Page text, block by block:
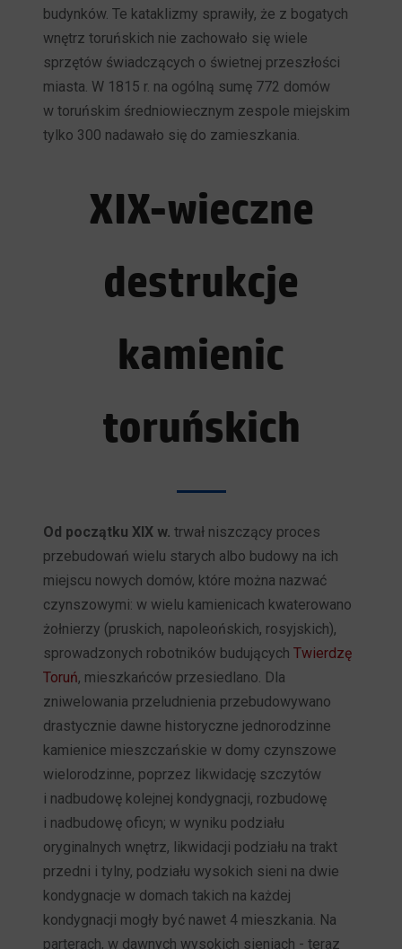
budynków. Te kataklizmy sprawiły, że z bogatych
wnętrz toruńskich nie zachowało się wiele
sprzętów świadczących o świetnej przeszłości
miasta. W 1815 r. na ogólną sumę 772 domów
w toruńskim średniowiecznym zespole miejskim
tylko 300 nadawało się do zamieszkania.
XIX-wieczne
destrukcje
kamienic
toruńskich
Od początku XIX w. trwał niszczący proces
przebudowań wielu starych albo budowy na ich
miejscu nowych domów, które można nazwać
czynszowymi: w wielu kamienicach kwaterowano
żołnierzy (pruskich, napoleońskich, rosyjskich),
sprowadzonych robotników budującychTwierdzę
Toruń, mieszkańców przesiedlano. Dla
zniwelowania przeludnienia przebudowywano
drastycznie dawne historyczne jednorodzinne
kamienice mieszczańskie w domy czynszowe
wielorodzinne, poprzez likwidację szczytów
i nadbudowę kolejnej kondygnacji, rozbudowę
i nadbudowę oficyn; w wyniku podziału
oryginalnych wnętrz, likwidacji podziału na trakt
przedni i tylny, podziału wysokich sieni na dwie
kondygnacje w domach takich na każdej
kondygnacji mogły być nawet 4 mieszkania. Na
parterach, w dawnych wysokich sieniach - teraz